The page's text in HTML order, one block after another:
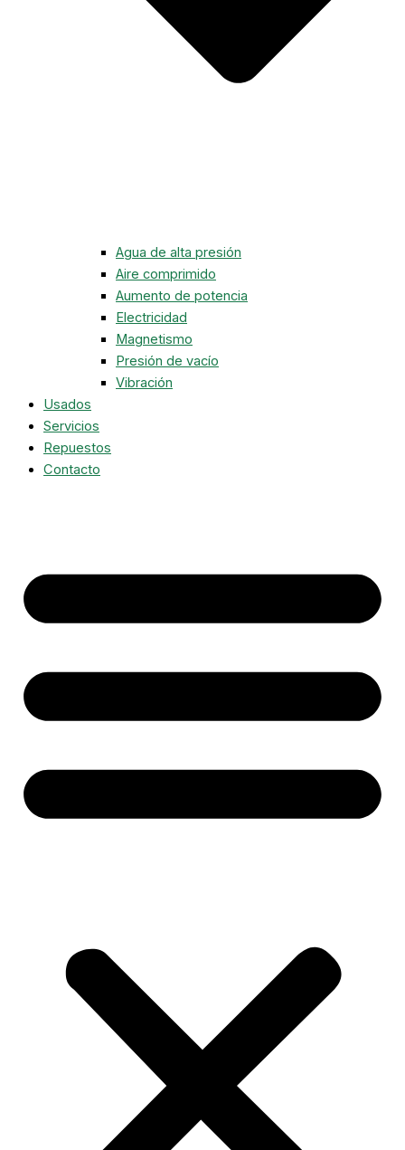
Agua de alta presión
Aire comprimido
Aumento de potencia
Electricidad
Magnetismo
Presión de vacío
Vibración
Usados
Servicios
Repuestos
Contacto